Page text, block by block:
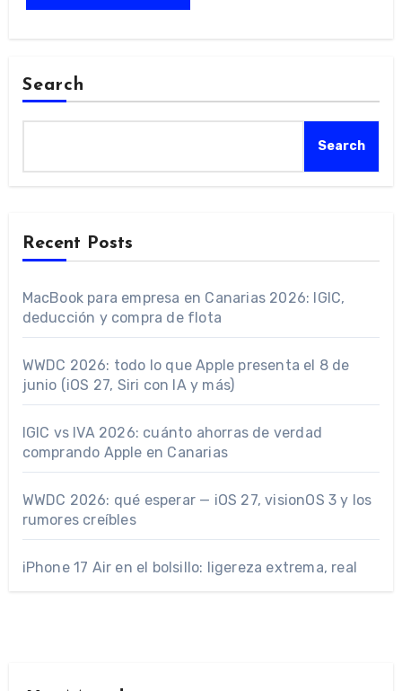
Search
Search
Recent Posts
MacBook para empresa en Canarias 2026: IGIC,
deducción y compra de flota
WWDC 2026: todo lo que Apple presenta el 8 de
junio (iOS 27, Siri con IA y más)
IGIC vs IVA 2026: cuánto ahorras de verdad
comprando Apple en Canarias
WWDC 2026: qué esperar — iOS 27, visionOS 3 y los
rumores creíbles
iPhone 17 Air en el bolsillo: ligereza extrema, real